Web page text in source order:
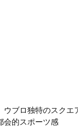
ウブロ独特のスクエ
会的スポーツ感